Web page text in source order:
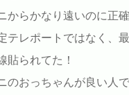
からかなり遠いのに正
テレポートではなく、
貼られてた！
のおっちゃんが良い人